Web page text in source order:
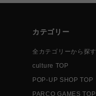
カテゴリー
全カテゴリーから探す
culture TOP
POP-UP SHOP TOP
PARCO GAMES TOP